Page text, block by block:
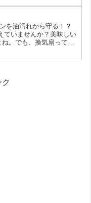
です。今回は、ダイソ
買ってよかったと思え
介します。 【1位】耐熱
ので、熱に...
を油汚れから守る！？
ていませんか？美味しい
。でも、換気扇ってす
守れる換気扇マットが
。 ダイソ...